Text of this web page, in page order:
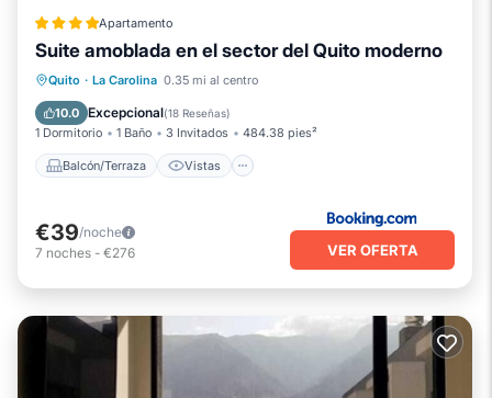
Apartamento
Suite amoblada en el sector del Quito moderno
Quito · La Carolina 0.35 mi al centro
10.0 Excepcional(18 Reseñas)
1 Dormitorio 1 Baño 3 Invitados 484.38 pies²
Balcón/Terraza Vistas
Balcón/Terraza
Vistas
Aparcamiento
€39/noche
7 noches - €276 VER OFERTA